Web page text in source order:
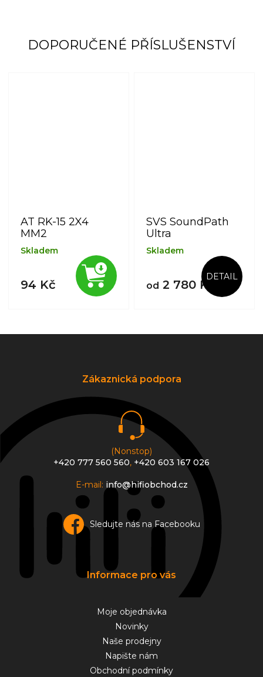
DOPORUČENÉ PŘÍSLUŠENSTVÍ
AT RK-15 2X4
MM2
Skladem
94 Kč
SVS SoundPath
Ultra
Skladem
od 2 780 Kč
DETAIL
Zákaznická podpora
(Nonstop)
+420 777 560 560, +420 603 167 026
E-mail: info@hifiobchod.cz
Sledujte nás na Facebooku
Informace pro vás
Moje objednávka
Novinky
Naše prodejny
Napište nám
Obchodní podmínky